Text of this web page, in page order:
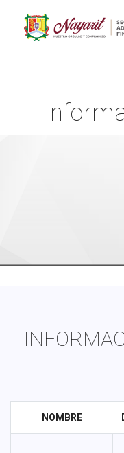
NOMBRE